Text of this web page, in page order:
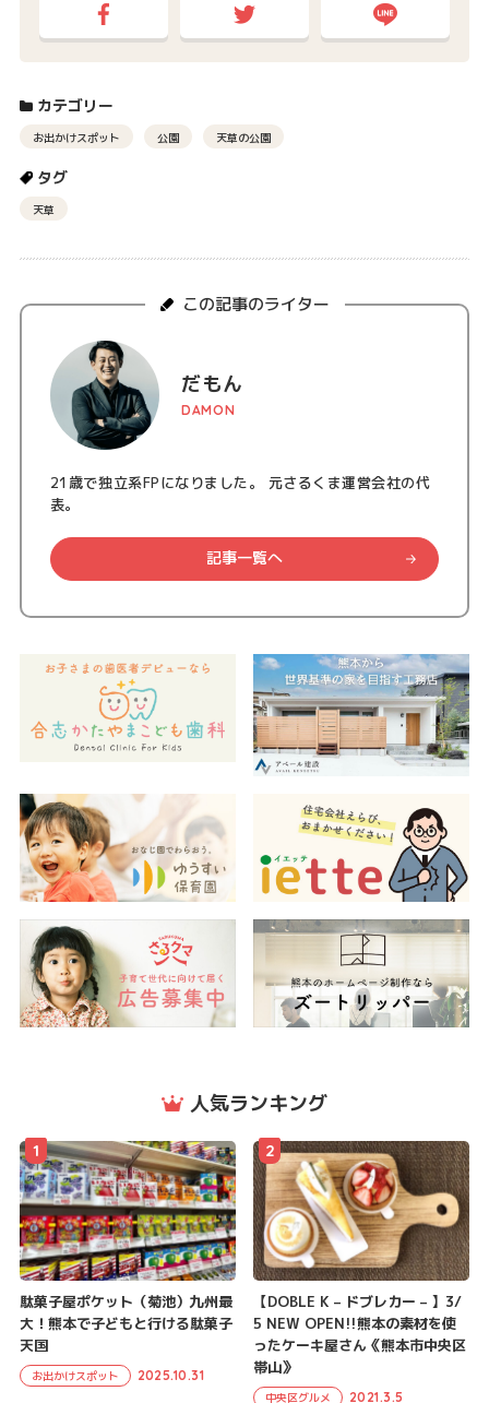
カテゴリー
お出かけスポット 公園 天草の公園
タグ
天草
この記事のライター
だもん
DAMON
21歳で独立系FPになりました。 元さるくま運営会社の代
表。
記事一覧へ
人気ランキング
駄菓子屋ポケット（菊池）九州最
大！熊本で子どもと行ける駄菓子
天国
お出かけスポット 2025.10.31
1
【DOBLE K – ドブレカー – 】3/
5 NEW OPEN!!熊本の素材を使
ったケーキ屋さん《熊本市中央区
帯山》
中央区グルメ 2021.3.5
2